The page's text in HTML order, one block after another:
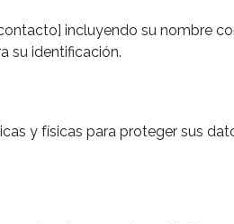
incluyendo su nombre
su identificación.
y físicas para proteger sus